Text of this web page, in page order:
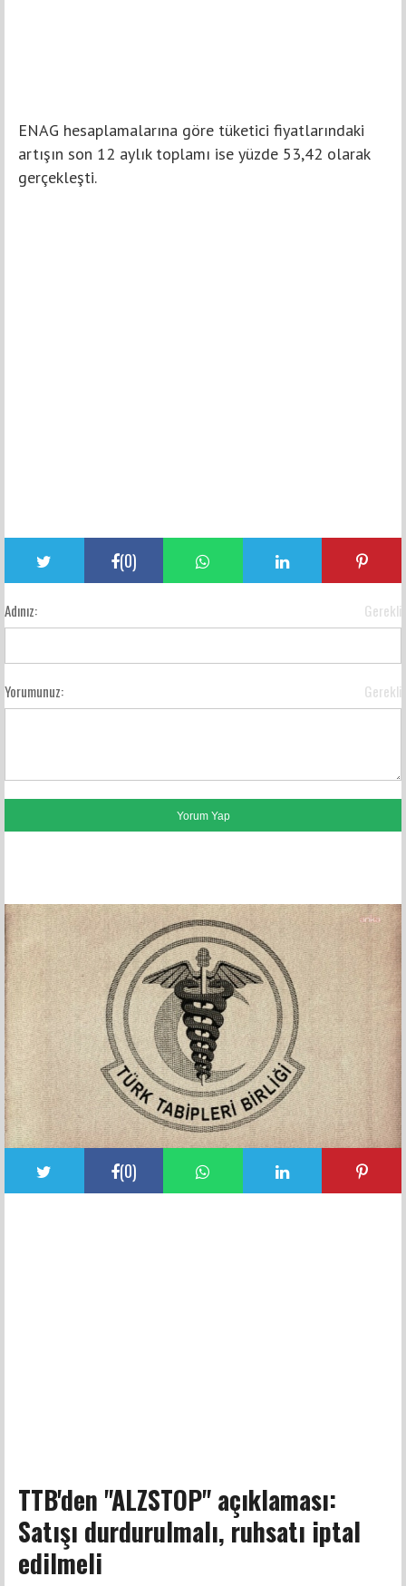
ENAG hesaplamalarına göre tüketici fiyatlarındaki
artışın son 12 aylık toplamı ise yüzde 53,42 olarak
gerçekleşti.
(0)
Adınız: Gerekli
Yorumunuz: Gerekli
(0)
TTB'den "ALZSTOP" açıklaması:
Satışı durdurulmalı, ruhsatı iptal
edilmeli